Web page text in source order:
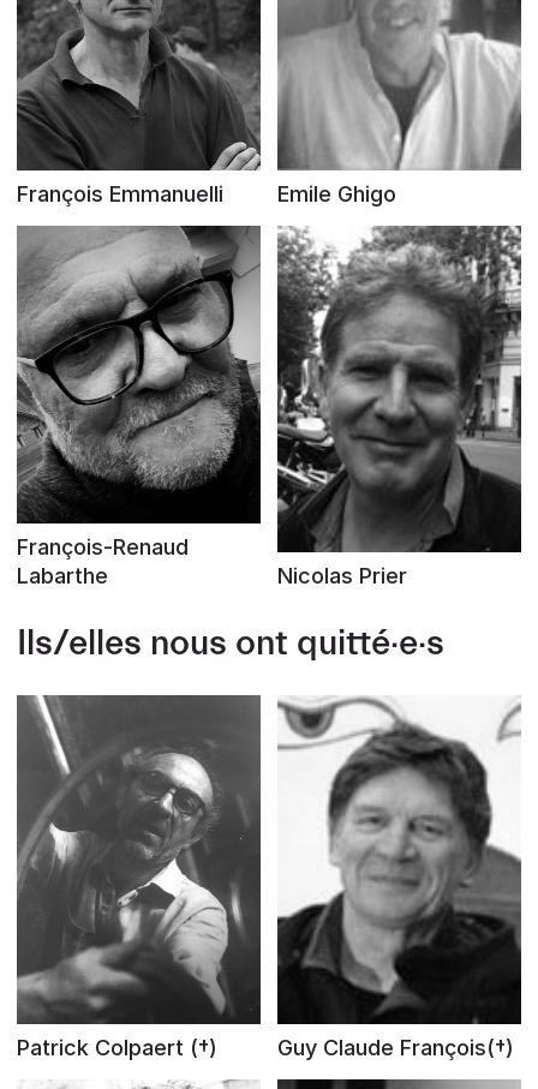
François Emmanuelli Emile Ghigo
François-Renaud
Labarthe
Nicolas Prier
Ils/elles nous ont quitté·e·s
Patrick Colpaert (†) Guy Claude François(†)